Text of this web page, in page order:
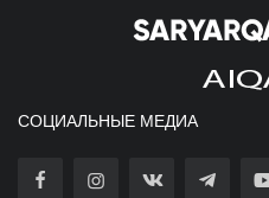
СОЦИАЛЬНЫЕ МЕДИА